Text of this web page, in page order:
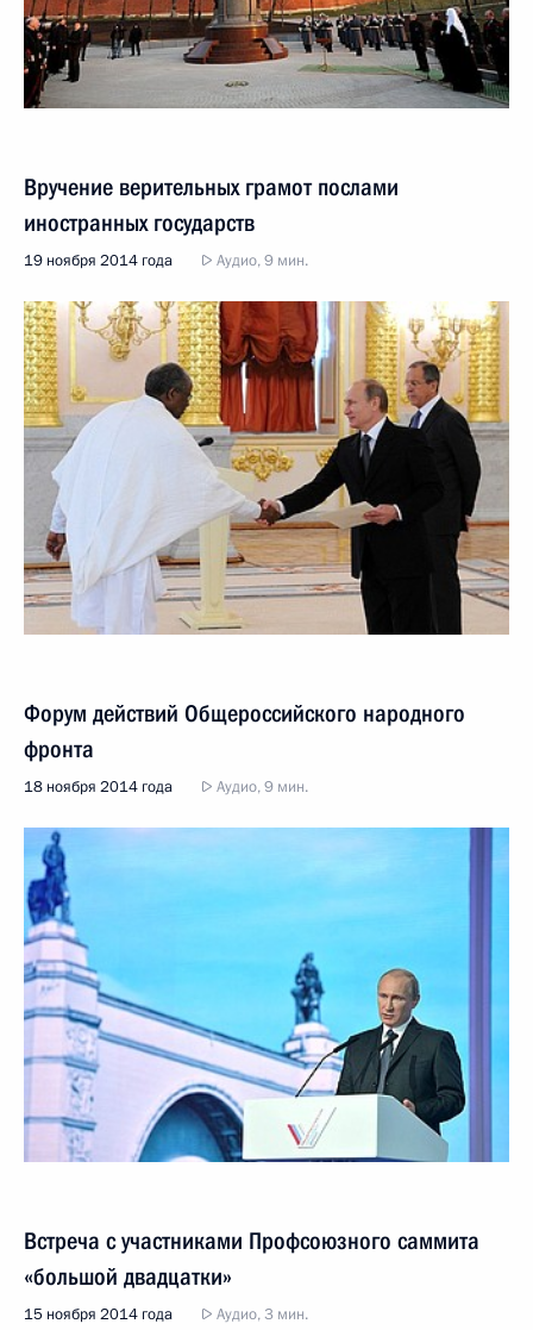
Вручение верительных грамот послами
иностранных государств
19 ноября 2014 года Аудио, 9 мин.
Форум действий Общероссийского народного
фронта
18 ноября 2014 года Аудио, 9 мин.
Встреча с участниками Профсоюзного саммита
«большой двадцатки»
15 ноября 2014 года Аудио, 3 мин.